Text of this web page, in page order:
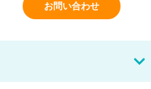
お問い合わせ